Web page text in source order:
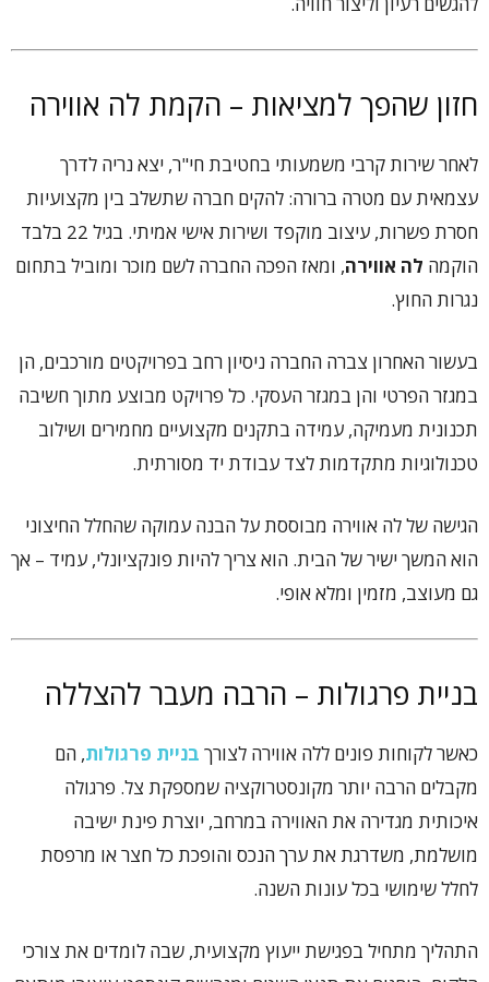
חזון שהפך למציאות – הקמת לה אווירה
לאחר שירות קרבי משמעותי בחטיבת חי"ר, יצא נריה לדרך
עצמאית עם מטרה ברורה: להקים חברה שתשלב בין מקצועיות
חסרת פשרות, עיצוב מוקפד ושירות אישי אמיתי. בגיל 22 בלבד
הוקמה לה אווירה, ומאז הפכה החברה לשם מוכר ומוביל בתחום
נגרות החוץ.
בעשור האחרון צברה החברה ניסיון רחב בפרויקטים מורכבים, הן
במגזר הפרטי והן במגזר העסקי. כל פרויקט מבוצע מתוך חשיבה
תכנונית מעמיקה, עמידה בתקנים מקצועיים מחמירים ושילוב
טכנולוגיות מתקדמות לצד עבודת יד מסורתית.
הגישה של לה אווירה מבוססת על הבנה עמוקה שהחלל החיצוני
הוא המשך ישיר של הבית. הוא צריך להיות פונקציונלי, עמיד – אך
גם מעוצב, מזמין ומלא אופי.
בניית פרגולות – הרבה מעבר להצללה
כאשר לקוחות פונים ללה אווירה לצורך בניית פרגולות, הם
מקבלים הרבה יותר מקונסטרוקציה שמספקת צל. פרגולה
איכותית מגדירה את האווירה במרחב, יוצרת פינת ישיבה
מושלמת, משדרגת את ערך הנכס והופכת כל חצר או מרפסת
לחלל שימושי בכל עונות השנה.
התהליך מתחיל בפגישת ייעוץ מקצועית, שבה לומדים את צורכי